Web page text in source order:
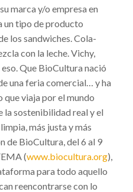
marca y/o empresa en
un tipo de producto
los sandwiches. Cola-
con la leche. Vichy,
eso. Que BioCultura nació
una feria comercial… y ha
que viaja por el mundo
la sostenibilidad real y el
más justa y más
de BioCultura, del 6 al 9
(www.biocultura.org),
para todo aquello
reencontrarse con lo